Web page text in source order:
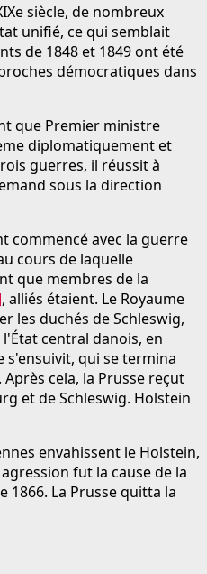
siècle, de nombreux
unifié, ce qui semblait
de 1848 et 1849 ont été
démocratiques dans
que Premier ministre
diplomatiquement et
guerres, il réussit à
sous la direction
commencé avec la guerre
cours de laquelle
que membres de la
, alliés étaient. Le Royaume
les duchés de Schleswig,
central danois, en
qui se termina
cela, la Prusse reçut
et de Schleswig. Holstein
envahissent le Holstein,
fut la cause de la
La Prusse quitta la